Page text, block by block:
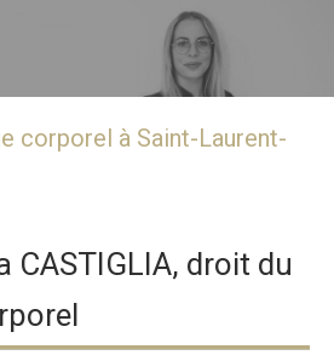
corporel à Saint-Laurent-
CASTIGLIA, droit du